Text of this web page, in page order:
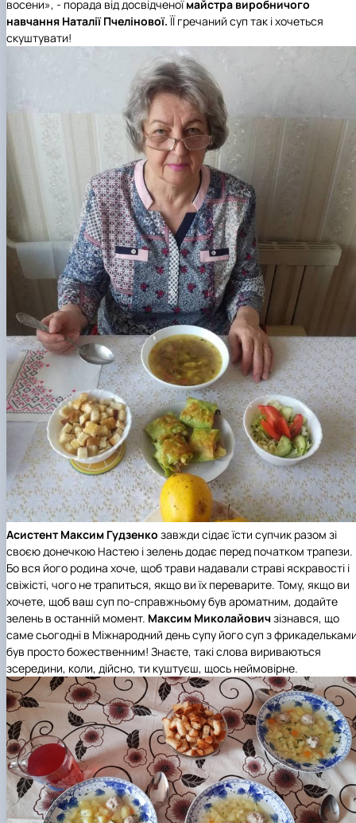
восени», - порада від досвідченоїмайстра виробничого
навчання Наталії Пчелінової.ЇЇ гречаний суп так і хочеться
скуштувати!
Асистент Максим Гудзенко завжди сідає їсти супчик разом зі
своєю донечкою Настею і зелень додає перед початком трапези.
Бо вся його родина хоче, щоб трави надавали страві яскравості і
свіжісті, чого не трапиться, якщо ви їх переварите. Тому, якщо ви
хочете, щоб ваш суп по-справжньому був ароматним, додайте
зелень в останній момент. Максим Миколайович зізнався, що
саме сьогодні в Міжнародний день супу його суп з
був просто божественним! Знаєте, такі слова вириваються
зсередини, коли, дійсно, ти куштуєш, щось неймовірне.